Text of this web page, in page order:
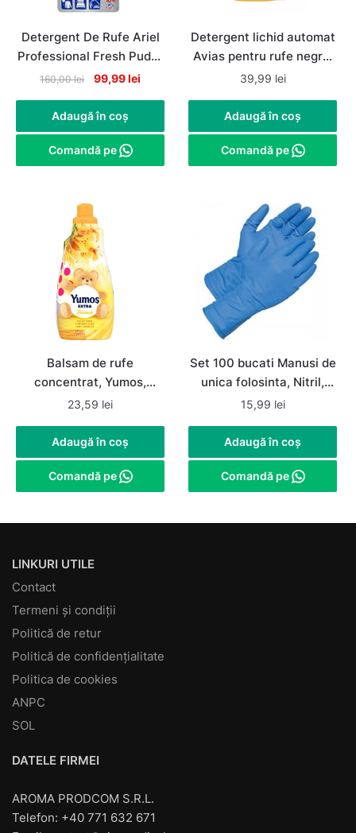
Detergent De Rufe Ariel
Professional Fresh Pudra
Automat, 67 de spalari,
160,00lei
Original
was:
160,00 lei.
99,99lei
99,99 lei.
Adaugă în coș
Comandă pe
Detergent lichid automat
Avias pentru rufe negre,
80 spalari, 4litri
39,99 lei
Adaugă în coș
Comandă pe
Balsam de rufe
concentrat, Yumos,
Hanimeli / Mana Maicii
spalari
23,59 lei
Adaugă în coș
Comandă pe
Set 100 bucati Manusi de
unica folosinta, Nitril,
nepudrate, albastre,
15,99 lei
Adaugă în coș
Comandă pe
LINKURI UTILE
Contact
Termeni și condiții
Politică de retur
Politică de confidențialitate
Politica de cookies
ANPC
SOL
DATELE FIRMEI
AROMA PRODCOM S.R.L.
Telefon: +40 771 632 671